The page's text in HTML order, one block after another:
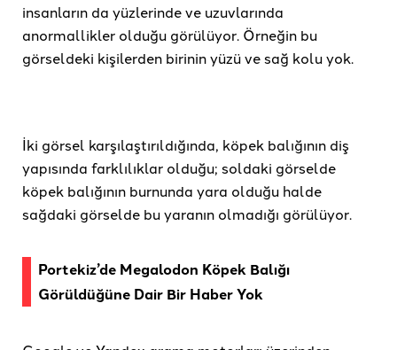
insanların da yüzlerinde ve uzuvlarında
anormallikler olduğu görülüyor. Örneğin bu
görseldeki kişilerden birinin yüzü ve sağ kolu yok.
İki görsel karşılaştırıldığında, köpek balığının diş
yapısında farklılıklar olduğu; soldaki görselde
köpek balığının burnunda yara olduğu halde
sağdaki görselde bu yaranın olmadığı görülüyor.
Portekiz’de Megalodon Köpek Balığı
Görüldüğüne Dair Bir Haber Yok